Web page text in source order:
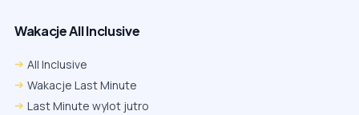
Wakacje All Inclusive
All Inclusive
Wakacje Last Minute
Last Minute wylot jutro